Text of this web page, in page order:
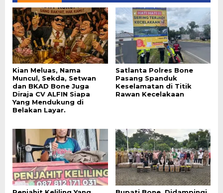
Kian Meluas, Nama
Muncul, Sekda, Setwan
dan BKAD Bone Juga
Diraja CV ALFIN Siapa
Yang Mendukung di
Belakan Layar.
Satlanta Polres Bone
Pasang Spanduk
Keselamatan di Titik
Rawan Kecelakaan